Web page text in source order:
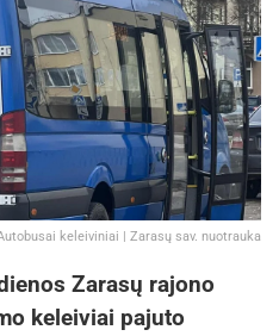
keleiviniai | Zarasų sav. nuotrauka
Zarasų rajono
keleiviai pajuto